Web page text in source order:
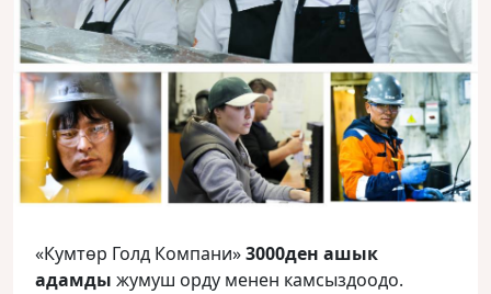
«Кумтөр Голд Компани»3000ден ашык
адамды жумуш орду менен камсыздоодо.